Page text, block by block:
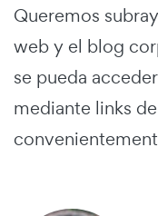
Queremos
web y el blog
se pueda
mediante links